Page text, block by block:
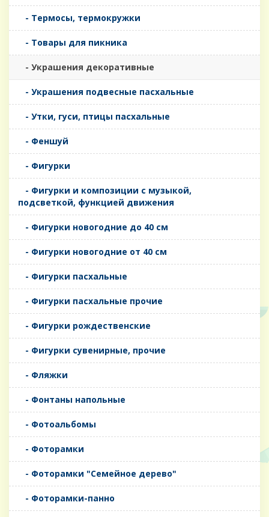
- Термосы, термокружки
- Товары для пикника
- Украшения декоративные
- Украшения подвесные пасхальные
- Утки, гуси, птицы пасхальные
- Феншуй
- Фигурки
- Фигурки и композиции с музыкой,
подсветкой, функцией движения
- Фигурки новогодние до 40 см
- Фигурки новогодние от 40 см
- Фигурки пасхальные
- Фигурки пасхальные прочие
- Фигурки рождественские
- Фигурки сувенирные, прочие
- Фляжки
- Фонтаны напольные
- Фотоальбомы
- Фоторамки
- Фоторамки "Семейное дерево"
- Фоторамки-панно